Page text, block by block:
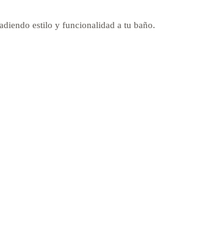
estilo y funcionalidad a tu baño.